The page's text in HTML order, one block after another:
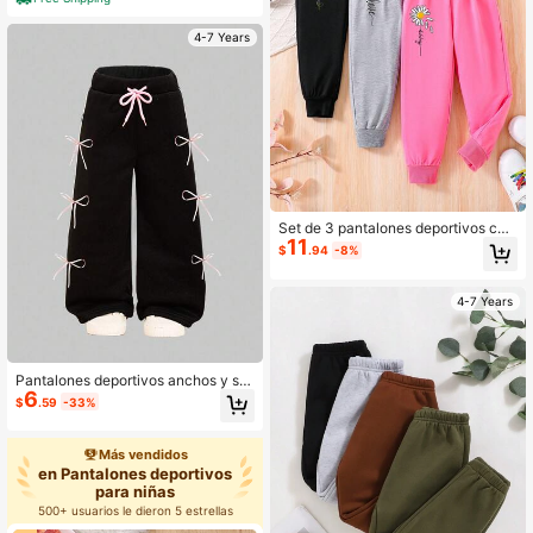
4-7 Years
Pantalones deportivos anchos y su
eltos con cordón de ajuste en la cin
tura y decoración de moño para niñ
$6.59 -33%
Más vendidos
en Pantalones deportivos
para niñas
500+ usuarios le dieron 5 estrellas
Set de 3 pantalones deportivos con
estampado de dibujos animados par
a niños pequeños
$11.94 -8%
4-7 Years